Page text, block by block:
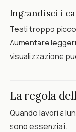
Ingrandisci i
Testi troppo
Aumentare
visualizzazione
La regola
Quando lavori a
sono essenziali.